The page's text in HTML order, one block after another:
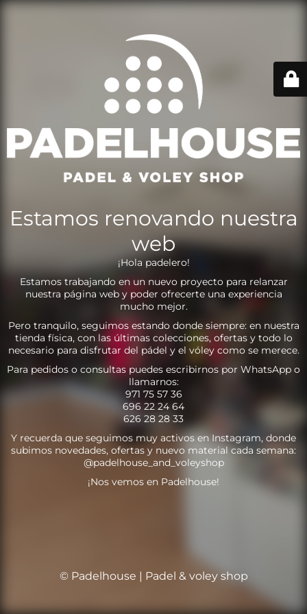
Estamos renovando nuestra
web
¡Hola padelero!
Estamos trabajando en un nuevo proyecto para relanzar
nuestra página web y poder ofrecerte una experiencia
mucho mejor.
Pero tranquilo, seguimos estando donde siempre: en nuestra
tienda física, con las últimas colecciones, ofertas y todo lo
necesario para disfrutar del pádel y el vóley como se merece.
Para pedidos o consultas puedes escribirnos por WhatsApp o
llamarnos:
971 75 57 36
696 22 24 64
626 28 28 33
Y recuerda que seguimos muy activos en Instagram, donde
subimos novedades, ofertas y nuevo material cada semana:
@padelhouse_and_voleyshop
¡Nos vemos en Padelhouse!
© Padelhouse | Padel & voley shop